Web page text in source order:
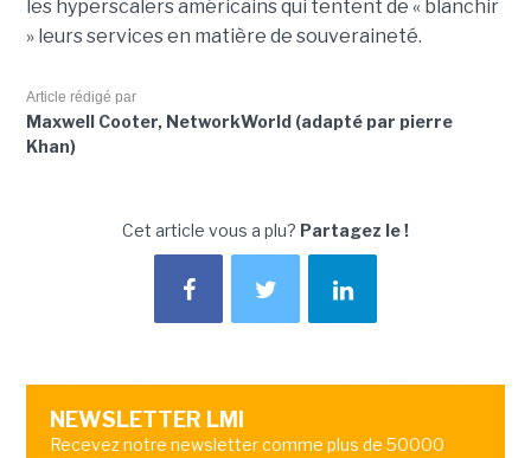
les hyperscalers américains qui tentent de « blanchir
» leurs services en matière de souveraineté.
Article rédigé par
Maxwell Cooter, NetworkWorld (adapté par pierre
Khan)
Cet article vous a plu? Partagez le !
NEWSLETTER LMI
Recevez notre newsletter comme plus de 50000